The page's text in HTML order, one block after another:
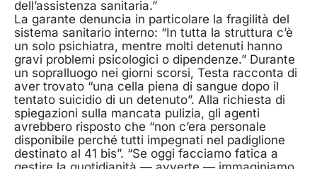
dell’assistenza sanitaria.”
La garante denuncia in particolare la fragilità del
sistema sanitario interno: “In tutta la struttura c’è
un solo psichiatra, mentre molti detenuti hanno
gravi problemi psicologici o dipendenze.” Durante
un sopralluogo nei giorni scorsi, Testa racconta di
aver trovato “una cella piena di sangue dopo il
tentato suicidio di un detenuto”. Alla richiesta di
spiegazioni sulla mancata pulizia, gli agenti
avrebbero risposto che “non c’era personale
disponibile perché tutti impegnati nel padiglione
destinato al 41 bis”. “Se oggi facciamo fatica a